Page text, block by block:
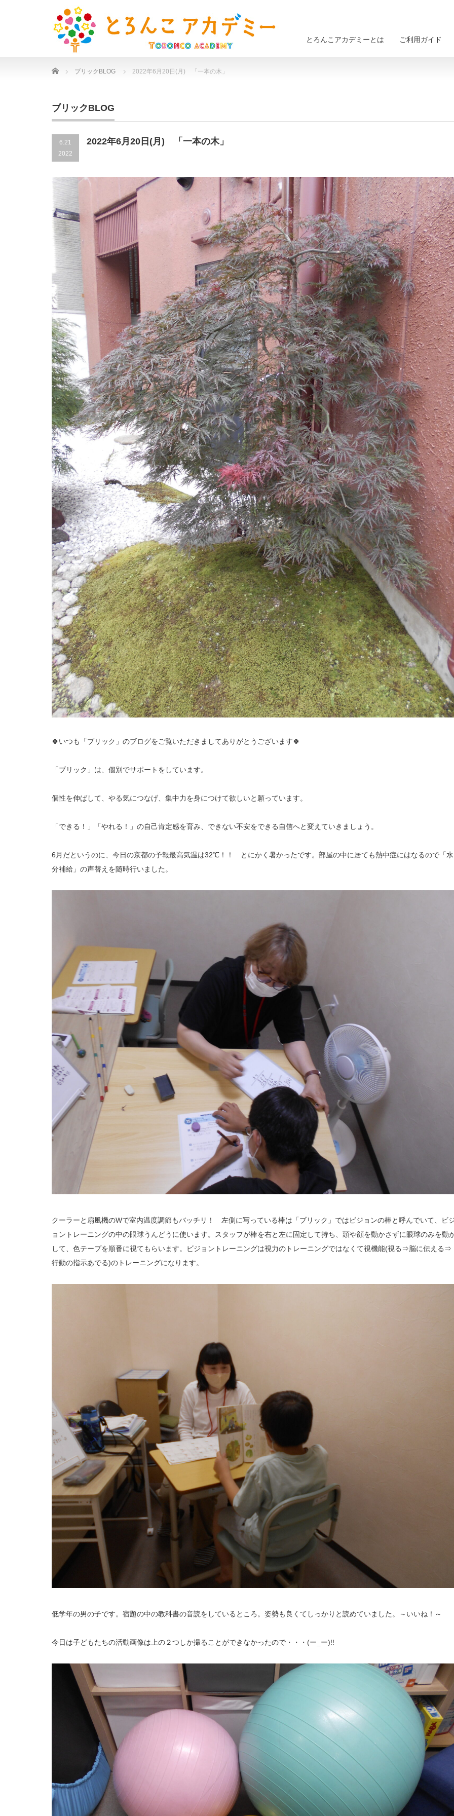
とろんこアカデミーとは ご利用ガイド
Home ブリックBLOG 2022年6月20日(月) 「一本の木」
ブリックBLOG
6.21
2022
2022年6月20日(月) 「一本の木」
🍀いつも「ブリック」のブログをご覧いただきましてありがとうございます🍀
「ブリック」は、個別でサポートをしています。
個性を伸ばして、やる気につなげ、集中力を身につけて欲しいと願っています。
「できる！」「やれる！」の自己肯定感を育み、できない不安をできる自信へと変えていきましょう。
6月だというのに、今日の京都の予報最高気温は32℃！！ とにかく暑かったです。部屋の中に居ても熱中症にはなるので「水
分補給」の声替えを随時行いました。
クーラーと扇風機のWで室内温度調節もバッチリ！ 左側に写っている棒は「ブリック」ではビジョンの棒と呼んでいて、ビ
ョントレーニングの中の眼球うんどうに使います。スタッフが棒を右と左に固定して持ち、頭や顔を動かさずに眼球のみを動
して、色テープを順番に視てもらいます。ビジョントレーニングは視力のトレーニングではなくて視機能(視る⇒脳に伝える⇒
行動の指示あでる)のトレーニングになります。
低学年の男の子です。宿題の中の教科書の音読をしているところ。姿勢も良くてしっかりと読めていました。～いいね！～
今日は子どもたちの活動画像は上の２つしか撮ることができなかったので・・・(ー_ー)!!